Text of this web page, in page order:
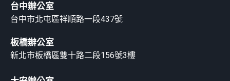
台中辦公室
台中市北屯區祥順路一段437號
板橋辦公室
新北市板橋區雙十路二段156號3樓